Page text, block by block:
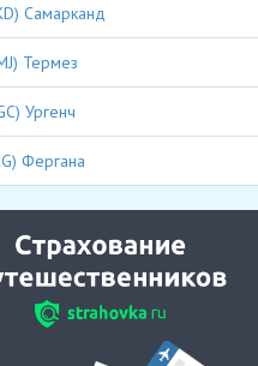
Самарканд
Термез
Ургенч
Фергана